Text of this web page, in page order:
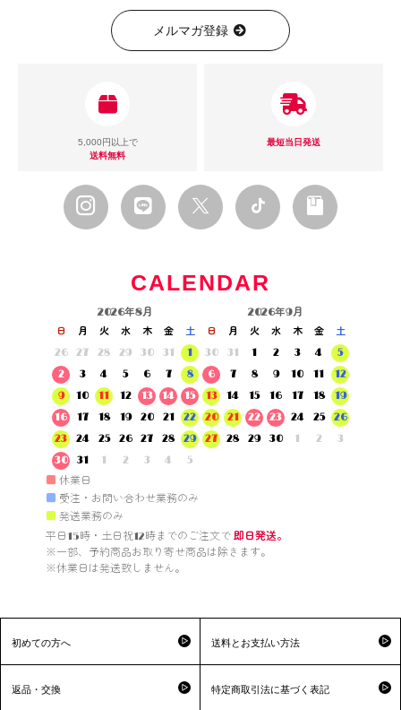
メルマガ登録
5,000円以上で
送料無料
最短当日発送
CALENDAR
2026年8月
日 月 火 水 木 金
土
26
27 28 29 30 31
1
2
3 4 5 6 7
8
9
10 11 12 13 14
15
16
17 18 19 20 21
22
23
24 25 26 27 28
29
30
31 1 2 3 4 5
2026年9月
日 月 火 水 木 金
土
30
31 1 2 3 4
5
6
7 8 9 10 11
12
13
14 15 16 17 18
19
20
21 22 23 24 25
26
27
28 29 30 1 2 3
■ 休業日
■ 受注・お問い合わせ業務のみ
■ 発送業務のみ
平日15時・土日祝12時までのご注文で 即日発送。
※一部、予約商品お取り寄せ商品は除きます。
※休業日は発送致しません。
初めての方へ 送料とお支払い方法
返品・交換 特定商取引法に基づく表記